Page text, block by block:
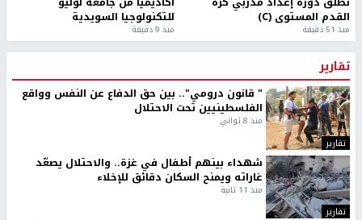
القدم المستوى (C)
منذ 51 دقيقة
للتكنولوجيا السويدية
منذ 9 دقيقة
تقارير
تقارير
" قانون درومي".. بين حق الدفاع عن النفس وواقع
الفلسطينيين تحت الاحتلال
منذ 8 ثواني
تقارير
شهداء بينهم أطفال في غزة.. والاحتلال يصعّد
غاراته ويمنح السكان دقائق للإخلاء
منذ 11 ثانية